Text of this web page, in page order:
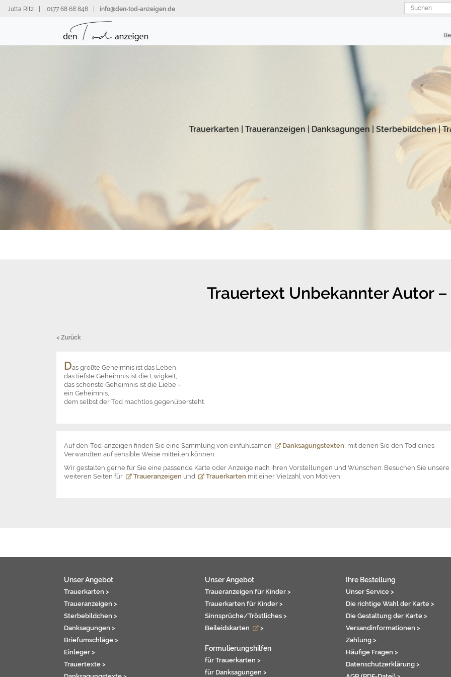
zumJutta Ritz 0177 68 68 848 info@den‑tod‑anzeigen.de Suchen
Trauerkarten Traueranzeigen Danksagungen Sterbebildchen|
Trauertext Unbekannter Autor –
< Zurück
Das größte Geheimnis ist das Leben,
das tiefste Geheimnis ist die Ewigkeit,
das schönste Geheimnis ist die Liebe –
ein Geheimnis,
dem selbst der Tod machtlos gegenübersteht.
Auf den-Tod-anzeigen finden Sie eine Sammlung von einfühlsamen Danksagungstexten, mit denen Sie den Tod eines
Verwandten auf sensible Weise mitteilen können.
Wir gestalten gerne für Sie eine passende Karte oder Anzeige nach ihren Vorstellungen und Wünschen. Besuchen Sie unsere
weiteren Seiten für
Traueranzeigen und Trauerkarten mit einer Vielzahl von Motiven.
Unser Angebot
Trauerkarten >
Traueranzeigen >
Sterbebildchen >
Danksagungen >
Briefumschläge >
Einleger >
Trauertexte >
Unser Angebot
Traueranzeigen für Kinder >
Trauerkarten für Kinder >
Sinnsprüche/Tröstliches >
Beileidskarten
>
Formulierungshilfen
für Trauerkarten >
für Danksagungen >
Ihre Bestellung
Unser Service >
Die richtige Wahl der Karte >
Die Gestaltung der Karte >
Versandinformationen >
Zahlung >
Häufige Fragen >
Datenschutzerklärung >